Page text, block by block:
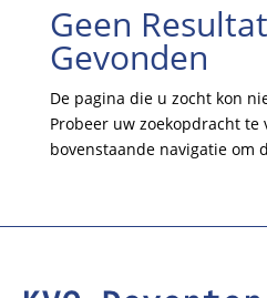
Geen
Gevonden
De pagina die u zocht kon
Probeer uw zoekopdracht
bovenstaande navigatie om